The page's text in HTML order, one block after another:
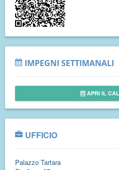
IMPEGNI SETTIMANALI
APRI IL
UFFICIO
Palazzo Tartara